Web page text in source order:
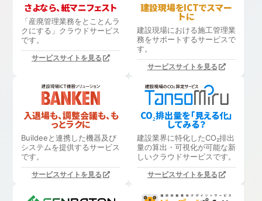
さよなら、紙マニフェスト
「産廃管理業務をとことんラ
クにする」 クラウドサービス
です。
サービスサイトを見る
建設現場をICTでスマー
トに
建設現場における施工管理業
務をサポートするサービスで
す。
サービスサイトを見る
入退場も、調整会議も、も
っとラクに
Buildeeと連携した機器及び
システムを提供するサービス
です。
サービスサイトを見る
CO₂排出量を「見える化」
してみる？
建設業界に特化したCO₂排出
量の算出・可視化が可能な新
しいクラウドサービスです。
サービスサイトを見る